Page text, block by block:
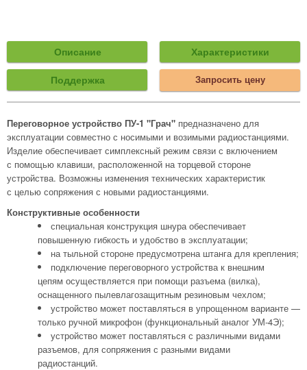
Описание Характеристики
Поддержка Запросить цену
Переговорное устройство ПУ-1 "Грач" предназначено для
эксплуатации совместно с носимыми и возимыми радиостанциями.
Изделие обеспечивает симплексный режим связи с включением
с помощью клавиши, расположенной на торцевой стороне
устройства. Возможны изменения технических характеристик
с целью сопряжения с новыми радиостанциями.
Конструктивные особенности
специальная конструкция шнура обеспечивает
повышенную гибкость и удобство в эксплуатации;
на тыльной стороне предусмотрена штанга для крепления;
подключение переговорного устройства к внешним
цепям осуществляется при помощи разъема (вилка),
оснащенного пылевлагозащитным резиновым чехлом;
устройство может поставляться в упрощенном варианте —
только ручной микрофон (функциональный аналог УМ-4Э);
устройство может поставляться с различными видами
разъемов, для сопряжения с разными видами
радиостанций.